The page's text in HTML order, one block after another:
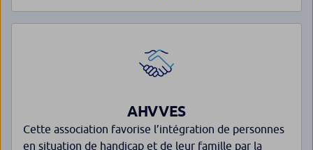
AHVVES
Cette association favorise l’intégration de personnes
en situation de handicap et de leur famille par la